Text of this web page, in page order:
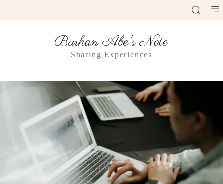
Burhan Abe's Note
Sharing Experiences